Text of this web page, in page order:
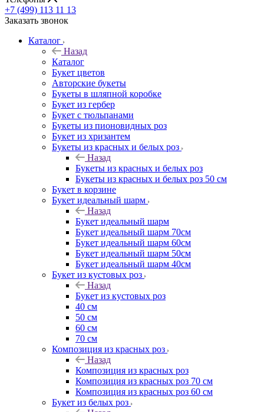
+7 (499) 113 11 13
Заказать звонок
Каталог
Назад
Каталог
Букет цветов
Авторские букеты
Букеты в шляпной коробке
Букет из гербер
Букет с тюльпанами
Букеты из пионовидных роз
Букет из хризантем
Букеты из красных и белых роз
Назад
Букеты из красных и белых роз
Букеты из красных и белых роз 50 см
Букет в корзине
Букет идеальный шарм
Назад
Букет идеальный шарм
Букет идеальный шарм 70см
Букет идеальный шарм 60см
Букет идеальный шарм 50см
Букет идеальный шарм 40см
Букет из кустовых роз
Назад
Букет из кустовых роз
40 см
50 см
60 см
70 см
Композиция из красных роз
Назад
Композиция из красных роз
Композиция из красных роз 70 см
Композиция из красных роз 60 см
Букет из белых роз